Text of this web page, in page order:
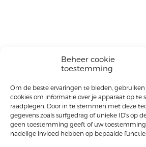
Beheer cookie
toestemming
Om de beste ervaringen te bieden,
cookies om informatie over je apparaat op te
raadplegen. Door in te stemmen met deze
gegevens zoals surfgedrag of unieke ID's op
geen toestemming geeft of uw
nadelige invloed hebben op bepaalde
Culinaire lekkernijen en